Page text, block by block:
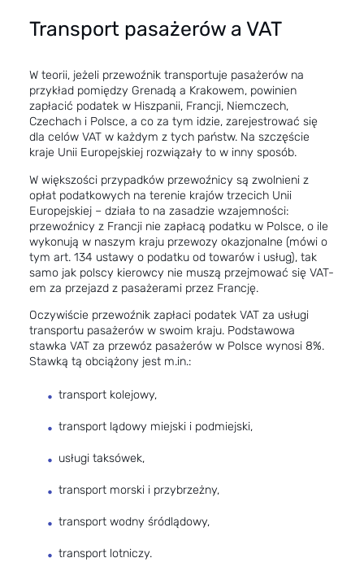
Transport pasażerów a VAT
W teorii, jeżeli przewoźnik transportuje pasażerów na
przykład pomiędzy Grenadą a Krakowem, powinien
zapłacić podatek w Hiszpanii, Francji, Niemczech,
Czechach i Polsce, a co za tym idzie, zarejestrować się
dla celów VAT w każdym z tych państw. Na szczęście
kraje Unii Europejskiej rozwiązały to w inny sposób.
W większości przypadków przewoźnicy są zwolnieni z
opłat podatkowych na terenie krajów trzecich Unii
Europejskiej – działa to na zasadzie wzajemności:
przewoźnicy z Francji nie zapłacą podatku w Polsce, o ile
wykonują w naszym kraju przewozy okazjonalne (mówi o
tym art. 134 ustawy o podatku od towarów i usług), tak
samo jak polscy kierowcy nie muszą przejmować się VAT-
em za przejazd z pasażerami przez Francję.
Oczywiście przewoźnik zapłaci podatek VAT za usługi
transportu pasażerów w swoim kraju. Podstawowa
stawka VAT za przewóz pasażerów w Polsce wynosi 8%.
Stawką tą obciążony jest m.in.:
transport kolejowy,
transport lądowy miejski i podmiejski,
usługi taksówek,
transport morski i przybrzeżny,
transport wodny śródlądowy,
transport lotniczy.